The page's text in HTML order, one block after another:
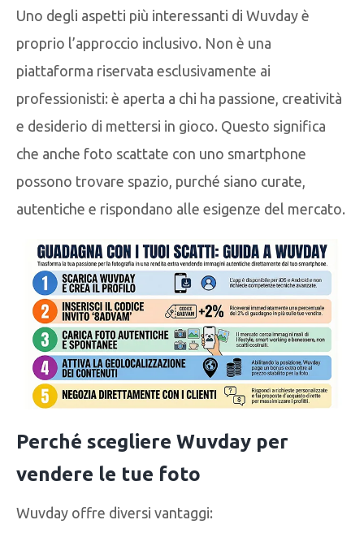
Uno degli aspetti più interessanti di Wuvday è
proprio l’approccio inclusivo. Non è una
piattaforma riservata esclusivamente ai
professionisti: è aperta a chi ha passione, creatività
e desiderio di mettersi in gioco. Questo significa
che anche foto scattate con uno smartphone
possono trovare spazio, purché siano curate,
autentiche e rispondano alle esigenze del mercato.
Perché scegliere Wuvday per
vendere le tue foto
Wuvday offre diversi vantaggi: